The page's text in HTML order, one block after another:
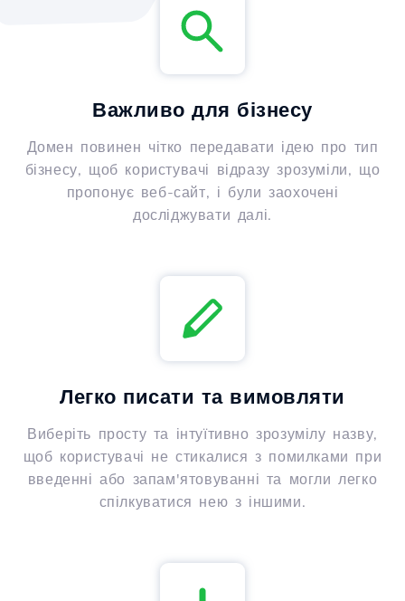
Важливо для бізнесу
Домен повинен чітко передавати ідею про тип
бізнесу, щоб користувачі відразу зрозуміли, що
пропонує веб-сайт, і були заохочені
досліджувати далі.
Легко писати та вимовляти
Виберіть просту та інтуїтивно зрозумілу назву,
щоб користувачі не стикалися з помилками при
введенні або запам'ятовуванні та могли легко
спілкуватися нею з іншими.